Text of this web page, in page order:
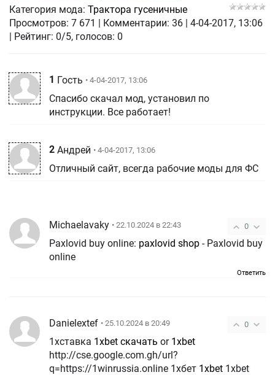
Категория мода: Трактора гусеничные
Просмотров: 7 671 Комментарии: 36
4-04-2017, 13:06
| Рейтинг: 0/5, голосов: 0
1 Гость • 4-04-2017, 13:06
Спасибо скачал мод, установил по
инструкции. Все работает!
2 Андрей • 4-04-2017, 13:06
Отличный сайт, всегда рабочие моды для ФС
0
Michaelavaky • 22.10.2024 в 22:43
Paxlovid buy online: paxlovid shop - Paxlovid buy
online
Ответить
0
Danielextef • 25.10.2024 в 20:49
1хставка 1xbet скачать or 1xbet
http://cse.google.com.gh/url?
q=https://1winrussia.online 1хбет 1xbet 1xbet